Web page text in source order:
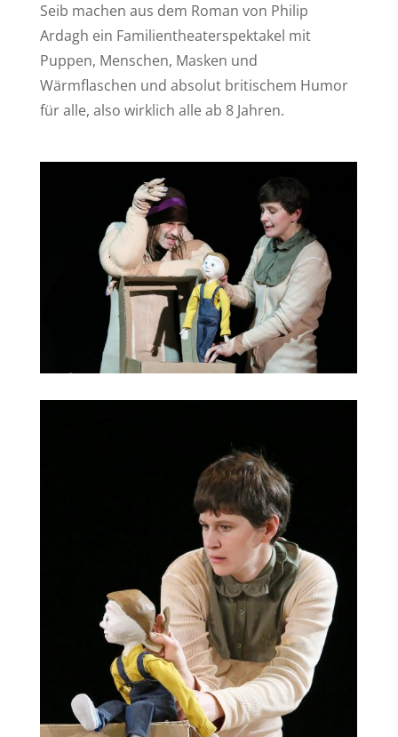
Seib machen aus dem Roman von Philip
Ardagh ein Familientheaterspektakel mit
Puppen, Menschen, Masken und
Wärmflaschen und absolut britischem Humor
für alle, also wirklich alle ab 8 Jahren.